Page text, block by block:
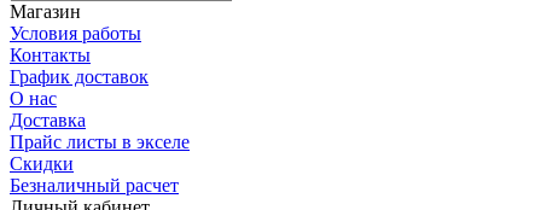
Магазин
Условия работы
Контакты
График доставок
О нас
Доставка
Прайс листы в экселе
Скидки​
Безналичный расчет